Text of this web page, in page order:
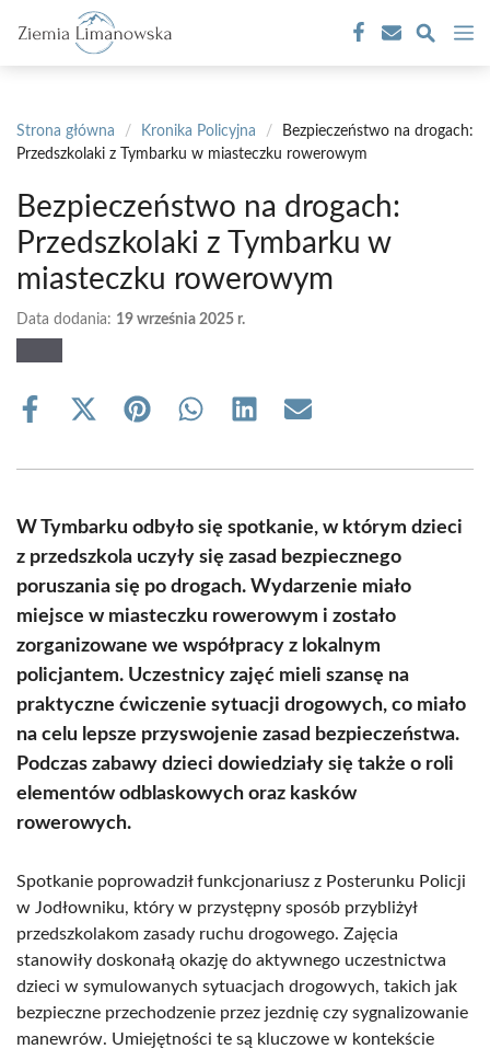
treści
Strona główna / Kronika Policyjna /
Bezpieczeństwo na drogach:
Przedszkolaki z Tymbarku w miasteczku rowerowym
Bezpieczeństwo na drogach:
Przedszkolaki z Tymbarku w
miasteczku rowerowym
Data dodania: 19 września 2025 r.
Share
Share
(Twitter)
Share Share Share Share
W Tymbarku odbyło się spotkanie, w którym dzieci
z przedszkola uczyły się zasad bezpiecznego
poruszania się po drogach. Wydarzenie miało
miejsce w miasteczku rowerowym i zostało
zorganizowane we współpracy z lokalnym
policjantem. Uczestnicy zajęć mieli szansę na
praktyczne ćwiczenie sytuacji drogowych, co miało
na celu lepsze przyswojenie zasad bezpieczeństwa.
Podczas zabawy dzieci dowiedziały się także o roli
elementów odblaskowych oraz kasków
rowerowych.
Spotkanie poprowadził funkcjonariusz z Posterunku Policji
w Jodłowniku, który w przystępny sposób przybliżył
przedszkolakom zasady ruchu drogowego. Zajęcia
stanowiły doskonałą okazję do aktywnego uczestnictwa
dzieci w symulowanych sytuacjach drogowych, takich jak
bezpieczne przechodzenie przez jezdnię czy sygnalizowanie
manewrów. Umiejętności te są kluczowe w kontekście